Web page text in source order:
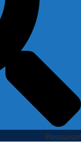
Pesquisar